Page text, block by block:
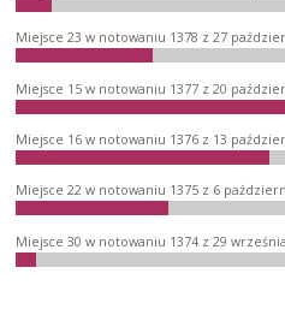
Miejsce 23 w notowaniu 1378 z 27
Miejsce 15 w notowaniu 1377 z 20
Miejsce 16 w notowaniu 1376 z 13
Miejsce 22 w notowaniu 1375 z 6
Miejsce 30 w notowaniu 1374 z 29